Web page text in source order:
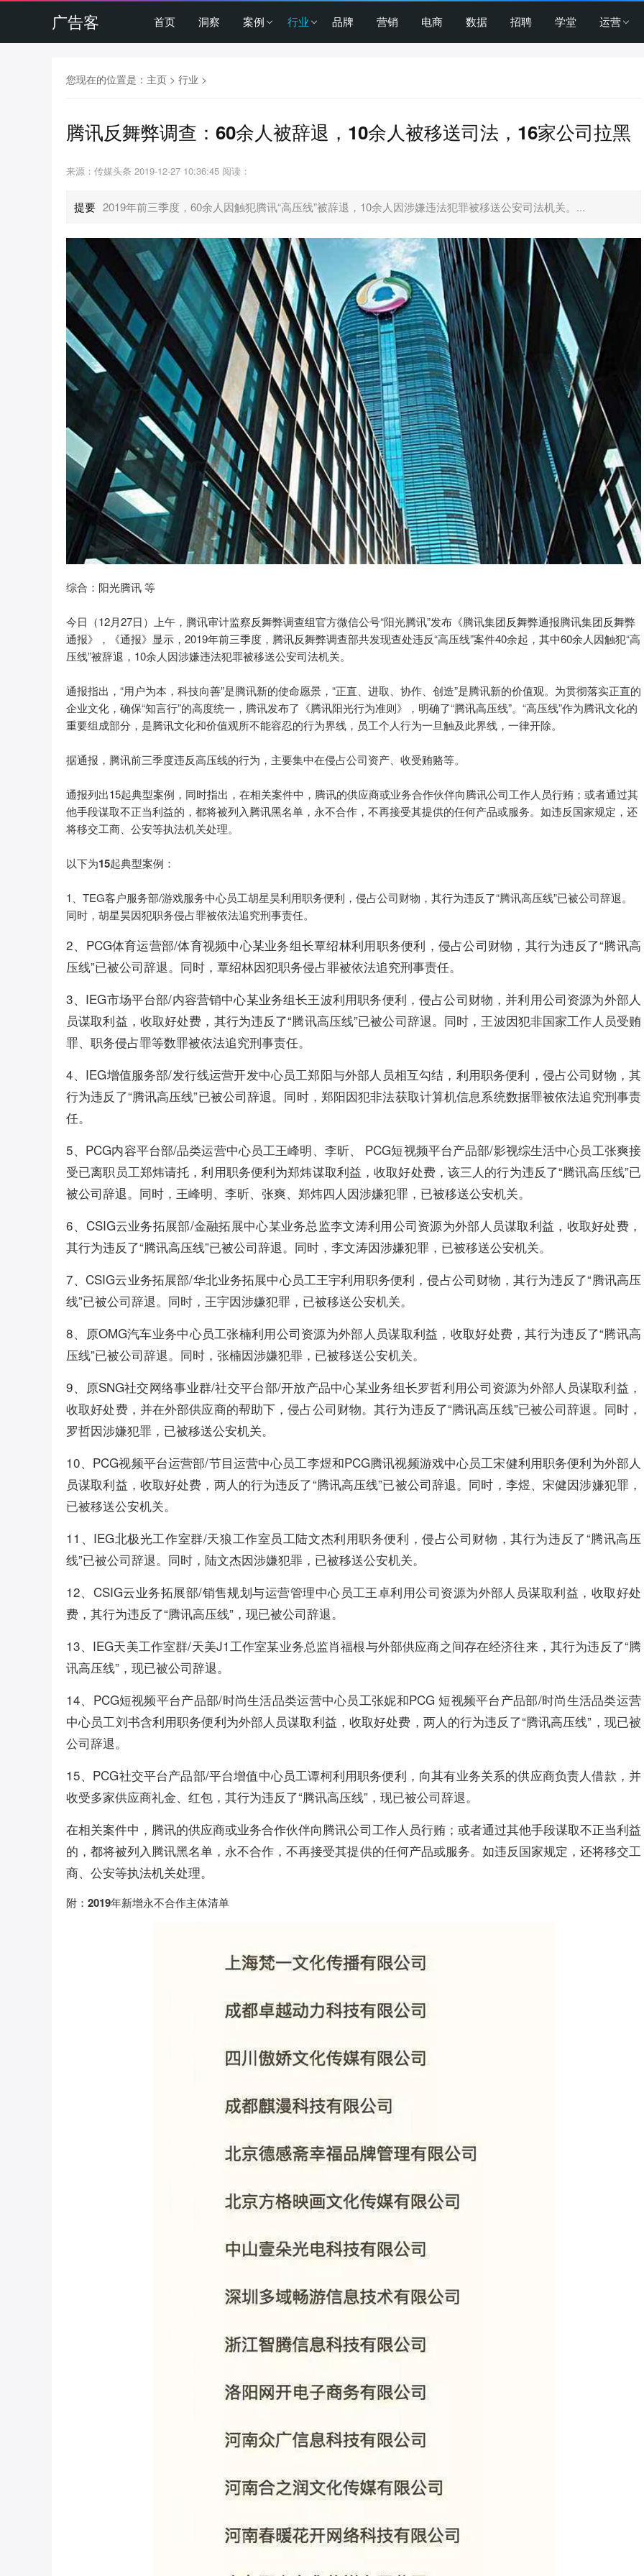
广告客 首页 洞察 案例 行业 品牌 营销 电商 数据 招聘 学堂 运营
您现在的位置是： 主页 > 行业 >
腾讯反舞弊调查：60余人被辞退，10余人被移送司法，16家公司拉黑
来源：传媒头条 2019-12-27 10:36:45 阅读：
提要 2019年前三季度，60余人因触犯腾讯“高压线”被辞退，10余人因涉嫌违法犯罪被移送公安司法机关。...
综合：阳光腾讯 等
今日（12月27日）上午，腾讯审计监察反舞弊调查组官方微信公号“阳光腾讯”发布《腾讯集团反舞弊通报腾讯集团反舞弊
通报》，《通报》显示，2019年前三季度，腾讯反舞弊调查部共发现查处违反“高压线”案件40余起，其中60余人因触犯“高
压线”被辞退，10余人因涉嫌违法犯罪被移送公安司法机关。
通报指出，“用户为本，科技向善”是腾讯新的使命愿景，“正直、进取、协作、创造”是腾讯新的价值观。为贯彻落实正直的
企业文化，确保“知言行”的高度统一，腾讯发布了《腾讯阳光行为准则》，明确了“腾讯高压线”。“高压线”作为腾讯文化的
重要组成部分，是腾讯文化和价值观所不能容忍的行为界线，员工个人行为一旦触及此界线，一律开除。
据通报，腾讯前三季度违反高压线的行为，主要集中在侵占公司资产、收受贿赂等。
通报列出15起典型案例，同时指出，在相关案件中，腾讯的供应商或业务合作伙伴向腾讯公司工作人员行贿；或者通过其
他手段谋取不正当利益的，都将被列入腾讯黑名单，永不合作，不再接受其提供的任何产品或服务。如违反国家规定，还
将移交工商、公安等执法机关处理。
以下为15起典型案例：
1、TEG客户服务部/游戏服务中心员工胡星昊利用职务便利，侵占公司财物，其行为违反了“腾讯高压线”已被公司辞退。
同时，胡星昊因犯职务侵占罪被依法追究刑事责任。
2、PCG体育运营部/体育视频中心某业务组长覃绍林利用职务便利，侵占公司财物，其行为违反了“腾讯高
压线”已被公司辞退。同时，覃绍林因犯职务侵占罪被依法追究刑事责任。
3、IEG市场平台部/内容营销中心某业务组长王波利用职务便利，侵占公司财物，并利用公司资源为外部人
员谋取利益，收取好处费，其行为违反了“腾讯高压线”已被公司辞退。同时，王波因犯非国家工作人员受贿
罪、职务侵占罪等数罪被依法追究刑事责任。
4、IEG增值服务部/发行线运营开发中心员工郑阳与外部人员相互勾结，利用职务便利，侵占公司财物，其
行为违反了“腾讯高压线”已被公司辞退。同时，郑阳因犯非法获取计算机信息系统数据罪被依法追究刑事责
任。
5、PCG内容平台部/品类运营中心员工王峰明、李昕、 PCG短视频平台产品部/影视综生活中心员工张爽接
受已离职员工郑炜请托，利用职务便利为郑炜谋取利益，收取好处费，该三人的行为违反了“腾讯高压线”已
被公司辞退。同时，王峰明、李昕、张爽、郑炜四人因涉嫌犯罪，已被移送公安机关。
6、CSIG云业务拓展部/金融拓展中心某业务总监李文涛利用公司资源为外部人员谋取利益，收取好处费，
其行为违反了“腾讯高压线”已被公司辞退。同时，李文涛因涉嫌犯罪，已被移送公安机关。
7、CSIG云业务拓展部/华北业务拓展中心员工王宇利用职务便利，侵占公司财物，其行为违反了“腾讯高压
线”已被公司辞退。同时，王宇因涉嫌犯罪，已被移送公安机关。
8、原OMG汽车业务中心员工张楠利用公司资源为外部人员谋取利益，收取好处费，其行为违反了“腾讯高
压线”已被公司辞退。同时，张楠因涉嫌犯罪，已被移送公安机关。
9、原SNG社交网络事业群/社交平台部/开放产品中心某业务组长罗哲利用公司资源为外部人员谋取利益，
收取好处费，并在外部供应商的帮助下，侵占公司财物。其行为违反了“腾讯高压线”已被公司辞退。同时，
罗哲因涉嫌犯罪，已被移送公安机关。
10、PCG视频平台运营部/节目运营中心员工李煜和PCG腾讯视频游戏中心员工宋健利用职务便利为外部人
员谋取利益，收取好处费，两人的行为违反了“腾讯高压线”已被公司辞退。同时，李煜、宋健因涉嫌犯罪，
已被移送公安机关。
11、IEG北极光工作室群/天狼工作室员工陆文杰利用职务便利，侵占公司财物，其行为违反了“腾讯高压
线”已被公司辞退。同时，陆文杰因涉嫌犯罪，已被移送公安机关。
12、CSIG云业务拓展部/销售规划与运营管理中心员工王卓利用公司资源为外部人员谋取利益，收取好处
费，其行为违反了“腾讯高压线”，现已被公司辞退。
13、IEG天美工作室群/天美J1工作室某业务总监肖福根与外部供应商之间存在经济往来，其行为违反了“腾
讯高压线”，现已被公司辞退。
14、PCG短视频平台产品部/时尚生活品类运营中心员工张妮和PCG 短视频平台产品部/时尚生活品类运营
中心员工刘书含利用职务便利为外部人员谋取利益，收取好处费，两人的行为违反了“腾讯高压线”，现已被
公司辞退。
15、PCG社交平台产品部/平台增值中心员工谭柯利用职务便利，向其有业务关系的供应商负责人借款，并
收受多家供应商礼金、红包，其行为违反了“腾讯高压线”，现已被公司辞退。
在相关案件中，腾讯的供应商或业务合作伙伴向腾讯公司工作人员行贿；或者通过其他手段谋取不正当利益
的，都将被列入腾讯黑名单，永不合作，不再接受其提供的任何产品或服务。如违反国家规定，还将移交工
商、公安等执法机关处理。
附：2019年新增永不合作主体清单